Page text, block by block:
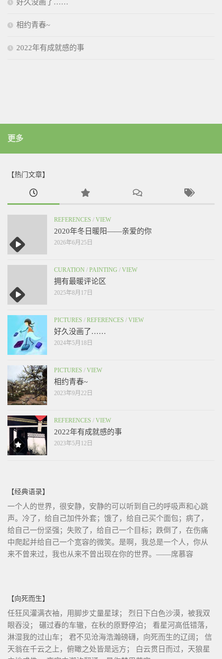
好久没画了……
相约青春~
2022年有成就感的事
更多
【热门文章】
REFERENCES / VIEW
2020年冬日暖阳——亲爱的你
2026年6月25日
CURATION / PAINTING / VIEW
拥有最暖评论区
2025年8月17日
PICTURES / REFERENCES / VIEW
好久没画了……
2024年5月18日
PICTURES / VIEW
相约青春~
2023年9月22日
REFERENCES / VIEW
2022年有成就感的事
2023年5月12日
【经典语录】
一个人的世界，很安静，安静的可以听到自己的呼吸声和心跳
声。冷了，给自己加件外套；饿了，给自己买个面包；病了，
给自己一份坚强；失败了，给自己一个目标；跌倒了，在伤痛
中爬起并给自己一个宽容的微笑。是啊，我总是一个人，你从
来不曾来过，我也从来不曾出现在你的世界。——席慕容
【向死而生】
任狂风灌满衣袖，用脚步丈量星球； 烈日下白色沙漠，被我双
眼吞没； 碾过春的车辙，在秋的原野停泊； 看星河高低错落，
淋湿我的过山车； 君不见沧海浩瀚磅礴，向死而生的辽阔； 信
天翁在千云之上，俯瞰之处皆是远方； 白云贯日而过，天狼星